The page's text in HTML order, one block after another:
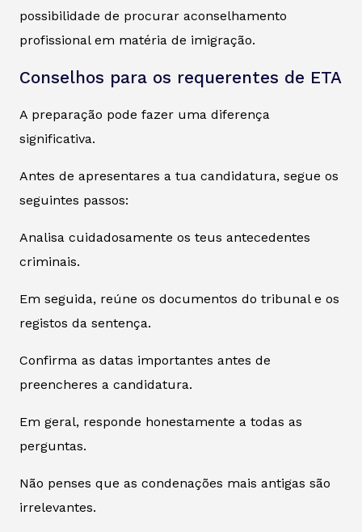
possibilidade de procurar aconselhamento
profissional em matéria de imigração.
Conselhos para os requerentes de ETA
A preparação pode fazer uma diferença
significativa.
Antes de apresentares a tua candidatura, segue os
seguintes passos:
Analisa cuidadosamente os teus antecedentes
criminais.
Em seguida, reúne os documentos do tribunal e os
registos da sentença.
Confirma as datas importantes antes de
preencheres a candidatura.
Em geral, responde honestamente a todas as
perguntas.
Não penses que as condenações mais antigas são
irrelevantes.